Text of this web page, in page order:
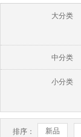
大分类
中分类
小分类
排序： 新品